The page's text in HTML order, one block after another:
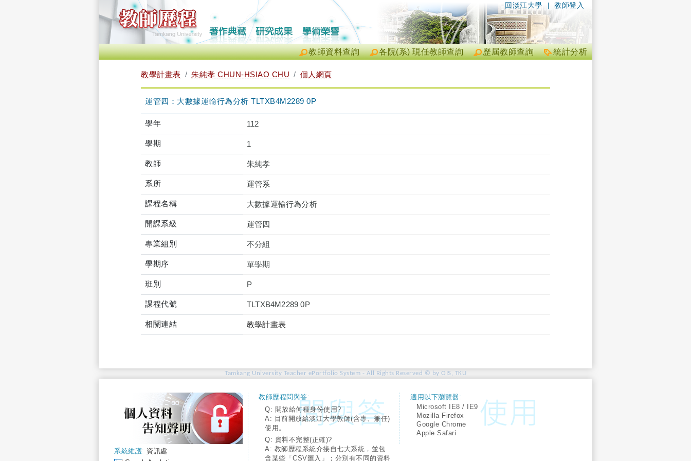
| 教師登入
回淡江大學
統計分析
歷屆教師查詢
各院(系) 現任教師查詢
教師資料查詢
教學計畫表 朱純孝 CHUN-HSIAO CHU 個人網頁
運管四：大數據運輸行為分析 TLTXB4M2289 0P
學年 112
學期 1
教師 朱純孝
系所 運管系
課程名稱 大數據運輸行為分析
開課系級 運管四
專業組別 不分組
學期序 單學期
班別 P
課程代號 TLTXB4M2289 0P
相關連結 教學計畫表
Tamkang University Teacher ePortfolio System - All Rights Reserved © by OIS, TKU
系統維護: 資訊處
教師歷程問與答:
Q: 開放給何種身份使用?
A: 目前開放給淡江大學教師(含專、兼任)
使用。
Q: 資料不完整(正確)?
A: 教師歷程系統介接自七大系統，並包
含某些「CSV匯入」；分別有不同的資料
適用以下瀏覽器:
Microsoft IE8 / IE9
Mozilla Firefox
Google Chrome
Apple Safari